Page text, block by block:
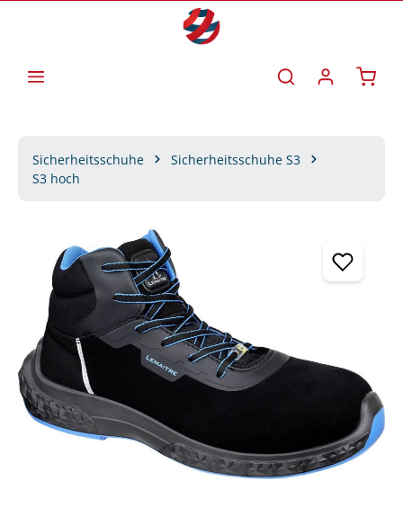
Sicherheitsschuhe
Sicherheitsschuhe S3
S3 hoch
Bildergalerie überspringen